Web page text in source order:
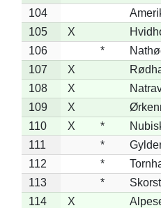
104
105
X
106
*
107
X
108
X
109
X
110
X *
111
*
112
*
113
*
114
X